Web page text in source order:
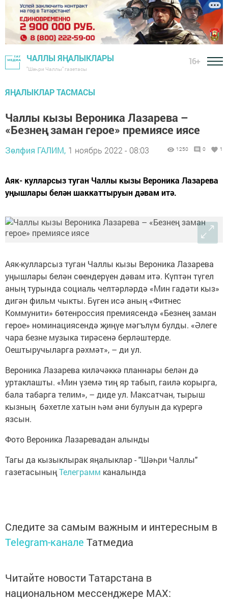
ЧАЛЛЫ ЯҢАЛЫКЛАРЫ
"Шәһри Чаллы" газетасы
16+
ЯҢАЛЫКЛАР ТАСМАСЫ
Чаллы кызы Вероника Лазарева –
«Безнең заман герое» премиясе иясе
Зөлфия ГАЛИМ, 1 ноябрь 2022 - 08:03 1250 0 1
Аяк- кулларсыз туган Чаллы кызы Вероника Лазарева
уңышлары белән шаккаттыруын дәвам итә.
Аяк-кулларсыз туган Чаллы кызы Вероника Лазарева
уңышлары белән сөендерүен дәвам итә. Күптән түгел
аның турында социаль челтәрләрдә «Мин гадәти кыз»
дигән фильм чыкты. Бүген исә аның «Фитнес
Коммунити» бөтенроссия премиясендә «Безнең заман
герое» номинациясендә җиңүе мәгълүм булды. «Әлеге
чара безне музыка тирәсенә берләштерде.
Оештыручыларга рәхмәт», – ди ул.
Вероника Лазарева киләчәккә планнары белән дә
уртаклашты. «Мин үземә тиң яр табып, гаилә корырга,
бала табарга телим», – диде ул. Максатчан, тырыш
кызның бәхетле хатын һәм әни булуын да күрергә
язсын.
Фото Вероника Лазаревадан алынды
Тагы да кызыклырак яңалыклар - "Шәһри Чаллы"
газетасыныңТелеграмм каналында
Следите за самым важным и интересным в
Telegram-канале Татмедиа
Читайте новости Татарстана в
национальном мессенджере MАХ: